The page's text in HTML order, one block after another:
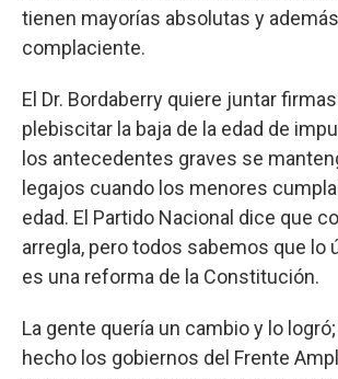
tienen mayorías absolutas y
complaciente.
El Dr. Bordaberry quiere juntar
plebiscitar la baja de la edad de
los antecedentes graves se
legajos cuando los menores
edad. El Partido Nacional dice que
arregla, pero todos sabemos que lo
es una reforma de la Constitución.
La gente quería un cambio y lo
hecho los gobiernos del Frente